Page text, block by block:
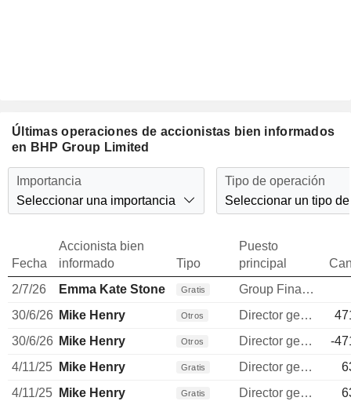
Últimas operaciones de accionistas bien informados
en BHP Group Limited
Importancia
Seleccionar una importancia
Tipo de operación
Seleccionar un tipo
Fecha
Accionista bien
informado
Tipo
Puesto
principal
2/7/26
Emma Kate Stone Gratis
Group Financial Controller
30/6/26 Mike Henry Otros Director general
30/6/26 Mike Henry Otros Director general
-
4/11/25
Mike Henry Gratis Director general
4/11/25
Mike Henry Gratis Director general